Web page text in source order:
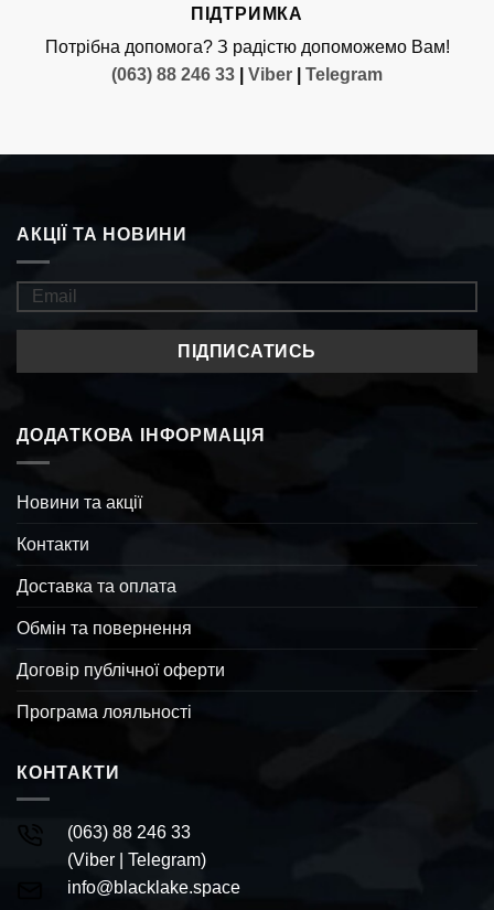
ПІДТРИМКА
Потрібна допомога? З радістю допоможемо Вам!
(063) 88 246 33
Viber Telegram
АКЦІЇ ТА НОВИНИ
ДОДАТКОВА ІНФОРМАЦІЯ
Новини та акції
Контакти
Доставка та оплата
Обмін та повернення
Договір публічної оферти
Програма лояльності
КОНТАКТИ
(063) 88 246 33
(Viber Telegram)
info@blacklake.space